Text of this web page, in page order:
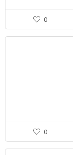
0
0